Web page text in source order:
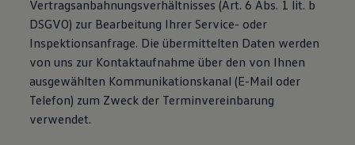
Vertragsanbahnungsverhältnisses (Art. 6 Abs. 1 lit. b
DSGVO) zur Bearbeitung Ihrer Service- oder
Inspektionsanfrage. Die übermittelten Daten werden
von uns zur Kontaktaufnahme über den von Ihnen
ausgewählten Kommunikationskanal (E-Mail oder
Telefon) zum Zweck der Terminvereinbarung
verwendet.